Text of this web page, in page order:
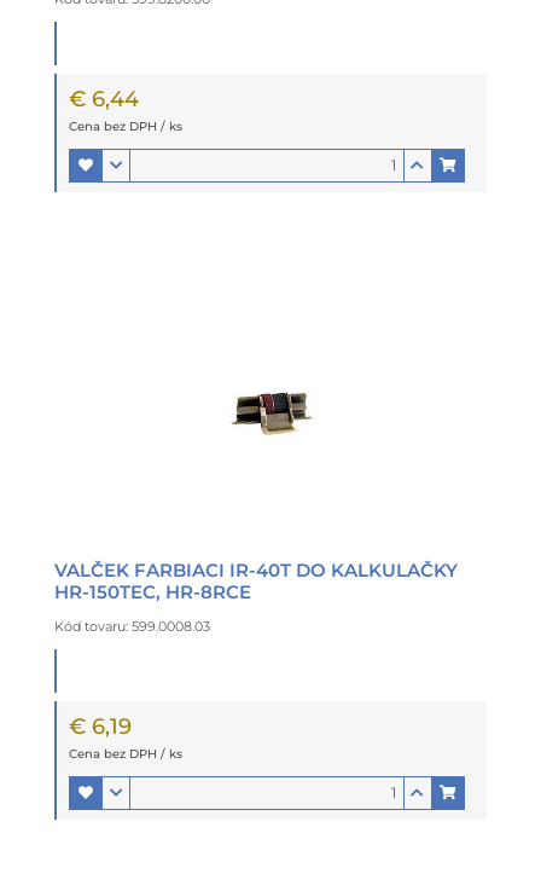
€ 6,44
Cena bez DPH / ks
VALČEK FARBIACI IR-40T DO KALKULAČKY
HR-150TEC, HR-8RCE
Kód tovaru: 599.0008.03
€ 6,19
Cena bez DPH / ks